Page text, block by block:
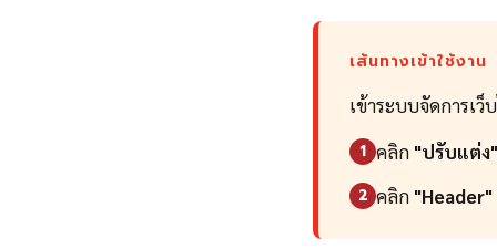
เส้นทางเข้าใช้งาน
เข้าระบบจัดการเ
1 คลิก "ปรับแต่ง"
2 คลิก "Header"